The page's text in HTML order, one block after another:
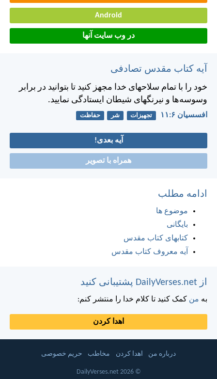
Android
در وب سایت آنها
آیه کتاب مقدس تصادفی
خود را با تمام سلاحهای خدا مجهز كنيد تا بتوانيد در برابر
وسوسه‌ها و نيرنگهای شيطان ايستادگی نماييد.
افسسیان ۶:‏۱۱ تجهیزات شر حفاظت
آیه بعدی!
همراه با تصویر
ادامه مطلب
موضوع ها
بایگانی
کتابهای کتاب مقدس
آیه معروف کتاب مقدس
از DailyVerses.net پشتیبانی کنید
به من کمک کنید تا کلام خدا را منتشر کنم:
اهدا کردن
درباره من اهدا کردن مخاطب حریم خصوصی
© 2026 DailyVerses.net